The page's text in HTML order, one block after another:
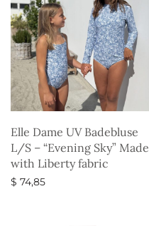
Elle Dame UV Badebluse
L/S – “Evening Sky” Made
with Liberty fabric
$ 74,85